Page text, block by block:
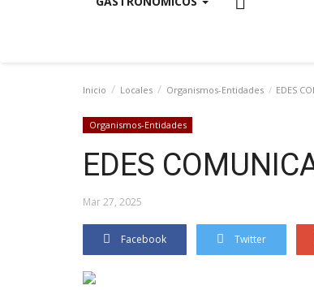
Inicio Locales Organismos-Entidades EDES
Organismos-Entidades
EDES
Mar 27, 2025
Facebook Twitter